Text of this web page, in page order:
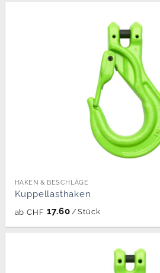
HAKEN & BESCHLÄGE
Kuppellasthaken
ab CHF 17.60 /Stück